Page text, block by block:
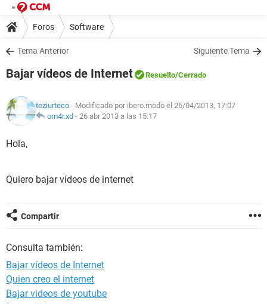
Foros Software
Tema Anterior Siguiente Tema
Bajar vídeos de Internet Resuelto/Cerrado
teziurteco - Modificado por ibero.modo el 26/04/2013, 17:07
om4r.xd - 26 abr 2013 a las 15:17
Hola,
Quiero bajar vídeos de internet
Compartir
Consulta también:
Bajar vídeos de Internet
Quien creo el internet
Bajar videos de youtube